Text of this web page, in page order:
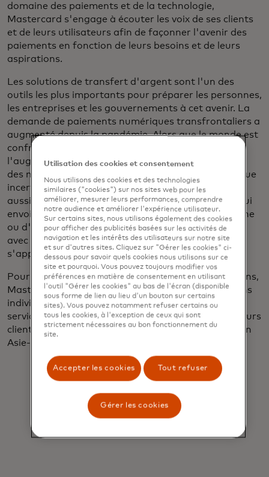
domaine des paiements et de la technologie,
Mastercard s'engage à écouter les voix de ses clients
et de leurs utilisateurs afin de façonner l'avenir des
paiements en fonction de leurs besoins et de leurs
aspirations.
Les solutions de transfert d'argent sont l'un des
outils les plus importants pour préparer les personnes,
les entreprises et les gouvernements à cet avenir. La
demande de paiements numériques transfrontaliers a
augmenté depuis la pandémie. Alors que le monde est
confronté à des déplacements de population dus à
l'augmentation des migrations, à une modification
des méthodes de travail et à une période économique
incertaine, les transferts d'argent n'ont jamais été
aussi cruciaux. Qu'il s'agisse d'un gouvernement qui
envoie de l'aide à ses citoyens après une catastrophe
ou d'un travailleur migrant qui partage son salaire
avec sa famille à l'étranger, l'évolution du monde
s'appuie sur la technologie du transfert d'argent.
Pour s'assurer que nous répondons aux bons besoins,
Mastercard a mené en début d'année des entretiens
individuels avec des représentants de sociétés de
services financiers, de marques numériques et de leurs
clients finaux en Amérique du Nord et dans la région
Asie-Pacifique.
Utilisation des cookies et consentement
Nous utilisons des cookies et des technologies
similaires ("cookies") sur nos sites web pour les
améliorer, mesurer leurs performances, comprendre
notre audience et améliorer l'expérience utilisateur.
Sur certains sites, nous utilisons également des cookies
pour afficher des publicités basées sur les activités de
navigation et les intérêts des utilisateurs sur notre site
et sur d'autres sites. Cliquez sur "Gérer les cookies" ci-
dessous pour savoir quels cookies nous utilisons sur ce
site et pourquoi. Vous pouvez toujours modifier vos
préférences en matière de consentement en utilisant
l'outil "Gérer les cookies" au bas de l'écran (disponible
sous forme de lien au lieu d'un bouton sur certains
sites). Vous pouvez notamment refuser certains ou
tous les cookies, à l'exception de ceux qui sont
strictement nécessaires au bon fonctionnement du
site.
Accepter les cookies Tout refuser
Gérer les cookies